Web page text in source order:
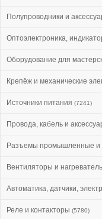
Полупроводники и
Оптоэлектроника,
Оборудование для
Крепёж и механические
Источники питания (7241)
Провода, кабель и
Разъемы промышленные и
Вентиляторы и
Автоматика, датчики,
Реле и контакторы (5780)